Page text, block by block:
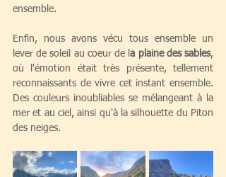
ensemble.
Enfin, nous avons vécu tous ensemble un
lever de soleil au coeur de la plaine des sables,
où l'émotion était très présente, tellement
reconnaissants de vivre cet instant ensemble.
Des couleurs inoubliables se mélangeant à la
mer et au ciel, ainsi qu'à la silhouette du Piton
des neiges.